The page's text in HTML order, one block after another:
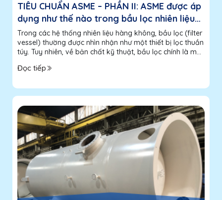
TIÊU CHUẨN ASME – PHẦN II: ASME được áp
dụng như thế nào trong bầu lọc nhiên liệu
hàng không?
Trong các hệ thống nhiên liệu hàng không, bầu lọc (filter
vessel) thường được nhìn nhận như một thiết bị lọc thuần
túy. Tuy nhiên, về bản chất kỹ thuật, bầu lọc chính là một
vận hành liên tục và...
Đọc tiếp